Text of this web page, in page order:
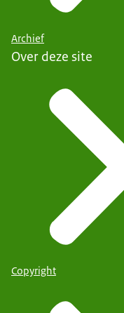
Archief
Over deze site
Copyright